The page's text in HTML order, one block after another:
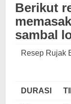
Berikut
sambal
Resep Rujak
DURASI